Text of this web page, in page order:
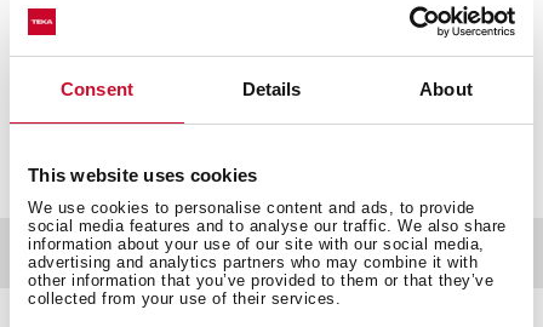
Consent Details About
This website uses cookies
We use cookies to personalise content and ads, to provide
social media features and to analyse our traffic. We also share
information about your use of our site with our social media,
advertising and analytics partners who may combine it with
other information that you’ve provided to them or that they’ve
collected from your use of their services.
REF. 552410200
Color:
Documentación